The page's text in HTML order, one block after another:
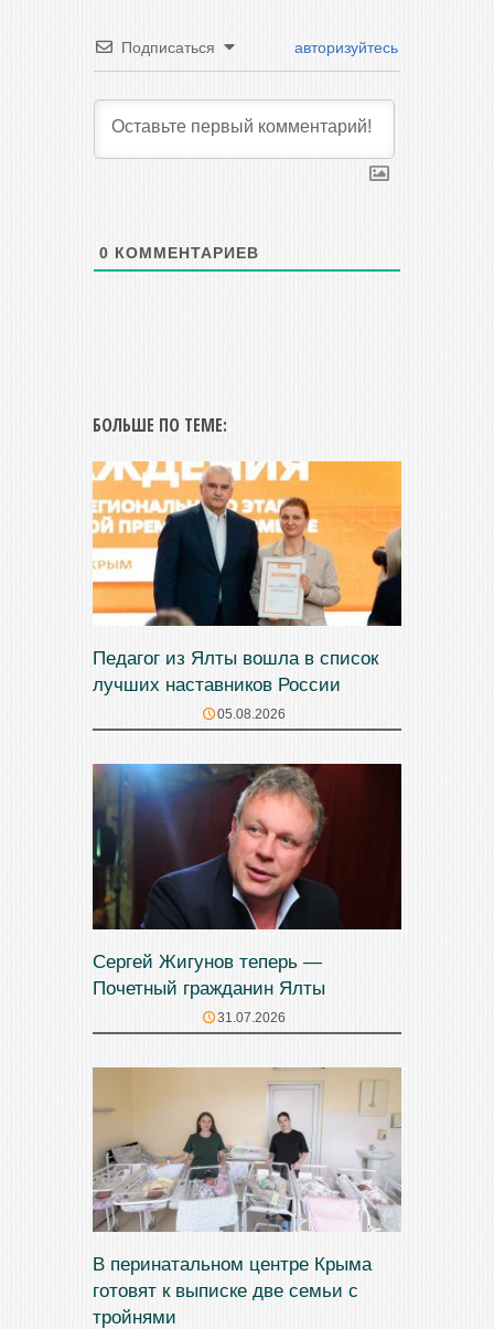
Подписаться авторизуйтесь
0 КОММЕНТАРИЕВ
БОЛЬШЕ ПО ТЕМЕ:
Педагог из Ялты вошла в список
лучших наставников России
05.08.2026
Сергей Жигунов теперь —
Почетный гражданин Ялты
31.07.2026
В перинатальном центре Крыма
готовят к выписке две семьи с
тройнями